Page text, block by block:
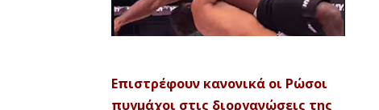
Επιστρέφουν κανονικά οι Ρώσοι
πυγμάχοι στις διοργανώσεις της